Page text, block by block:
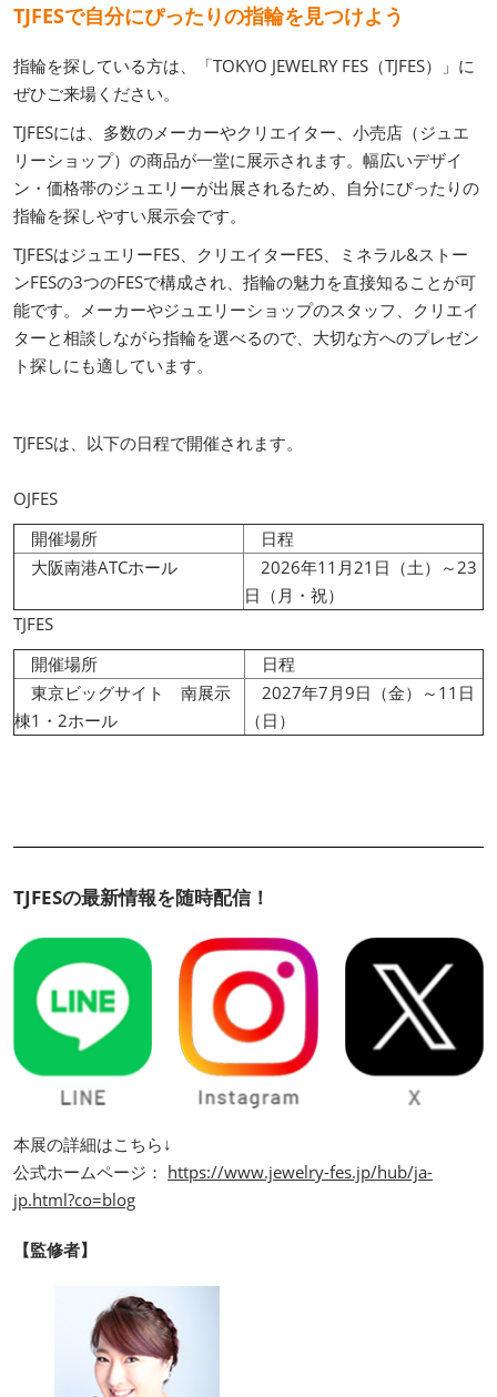
TJFESで自分にぴったりの指輪を見つけよう
指輪を探している方は、「TOKYO JEWELRY FES（TJFES）」に
ぜひご来場ください。
TJFESには、多数のメーカーやクリエイター、小売店（ジュエ
リーショップ）の商品が一堂に展示されます。幅広いデザイ
ン・価格帯のジュエリーが出展されるため、自分にぴったりの
指輪を探しやすい展示会です。
TJFESはジュエリーFES、クリエイターFES、ミネラル&ストー
ンFESの3つのFESで構成され、指輪の魅力を直接知ることが可
能です。メーカーやジュエリーショップのスタッフ、クリエイ
ターと相談しながら指輪を選べるので、大切な方へのプレゼン
ト探しにも適しています。
TJFESは、以下の日程で開催されます。
OJFES
開催場所
日程
大阪南港ATCホール
2026年11月21日（土）～23
日（月・祝）
TJFES
開催場所
日程
東京ビッグサイト 南展示
棟1・2ホール
2027年7月9日（金）～11日
（日）
TJFESの最新情報を随時配信！
本展の詳細はこちら↓
公式ホームページ： https://www.jewelry-fes.jp/hub/ja-
jp.html?co=blog
【監修者】